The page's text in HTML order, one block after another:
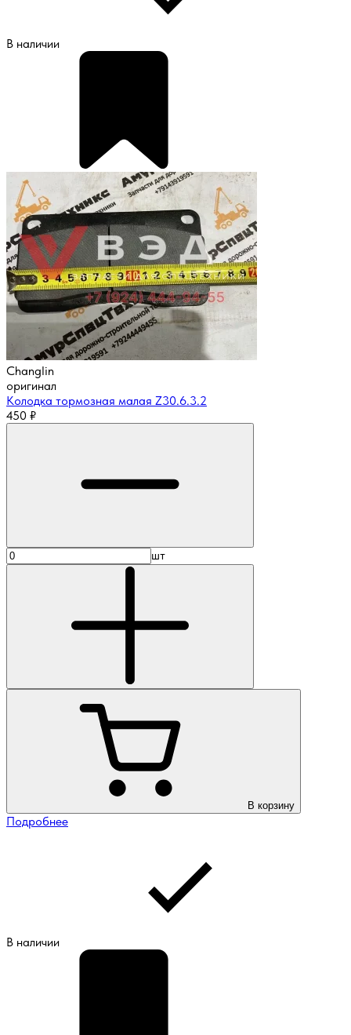
В наличии
Changlin
оригинал
Колодка тормозная малая Z30.6.3.2
450 ₽
шт
В корзину
Подробнее
В наличии